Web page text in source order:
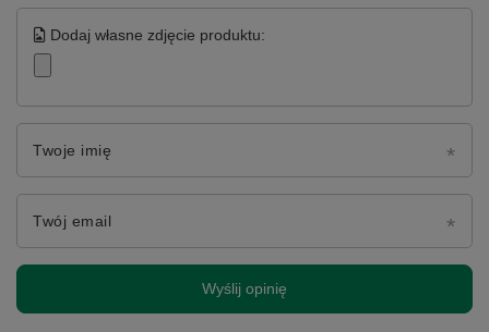
Dodaj własne zdjęcie produktu:
Twoje imię
Twój email
Wyślij opinię